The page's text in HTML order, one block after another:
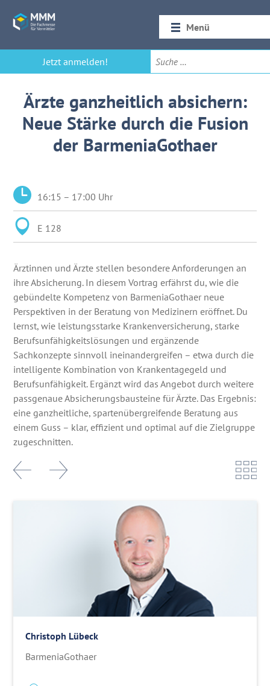
Menü
Startseite
Rückblick 2026
Jetzt anmelden!
Ärzte ganzheitlich absichern:
Neue Stärke durch die Fusion
der BarmeniaGothaer
16:15 – 17:00 Uhr
E 128
Ärztinnen und Ärzte stellen besondere Anforderungen an
ihre Absicherung. In diesem Vortrag erfährst du, wie die
gebündelte Kompetenz von BarmeniaGothaer neue
Perspektiven in der Beratung von Medizinern eröffnet. Du
lernst, wie leistungsstarke Krankenversicherung, starke
Berufsunfähigkeitslösungen und ergänzende
Sachkonzepte sinnvoll ineinandergreifen – etwa durch die
intelligente Kombination von Krankentagegeld und
Berufsunfähigkeit. Ergänzt wird das Angebot durch weitere
passgenaue Absicherungsbausteine für Ärzte. Das Ergebnis:
eine ganzheitliche, spartenübergreifende Beratung aus
einem Guss – klar, effizient und optimal auf die Zielgruppe
zugeschnitten.
Christoph Lübeck
BarmeniaGothaer